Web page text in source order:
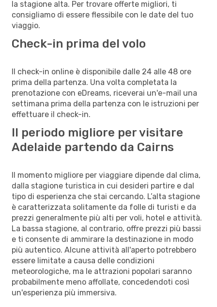
la stagione alta. Per trovare offerte migliori, ti
consigliamo di essere flessibile con le date del tuo
viaggio.
Check-in prima del volo
Il check-in online è disponibile dalle 24 alle 48 ore
prima della partenza. Una volta completata la
prenotazione con eDreams, riceverai un'e-mail una
settimana prima della partenza con le istruzioni per
effettuare il check-in.
Il periodo migliore per visitare
Adelaide partendo da Cairns
Il momento migliore per viaggiare dipende dal clima,
dalla stagione turistica in cui desideri partire e dal
tipo di esperienza che stai cercando. L’alta stagione
è caratterizzata solitamente da folle di turisti e da
prezzi generalmente più alti per voli, hotel e attività.
La bassa stagione, al contrario, offre prezzi più bassi
e ti consente di ammirare la destinazione in modo
più autentico. Alcune attività all'aperto potrebbero
essere limitate a causa delle condizioni
meteorologiche, ma le attrazioni popolari saranno
probabilmente meno affollate, concedendoti così
un'esperienza più immersiva.